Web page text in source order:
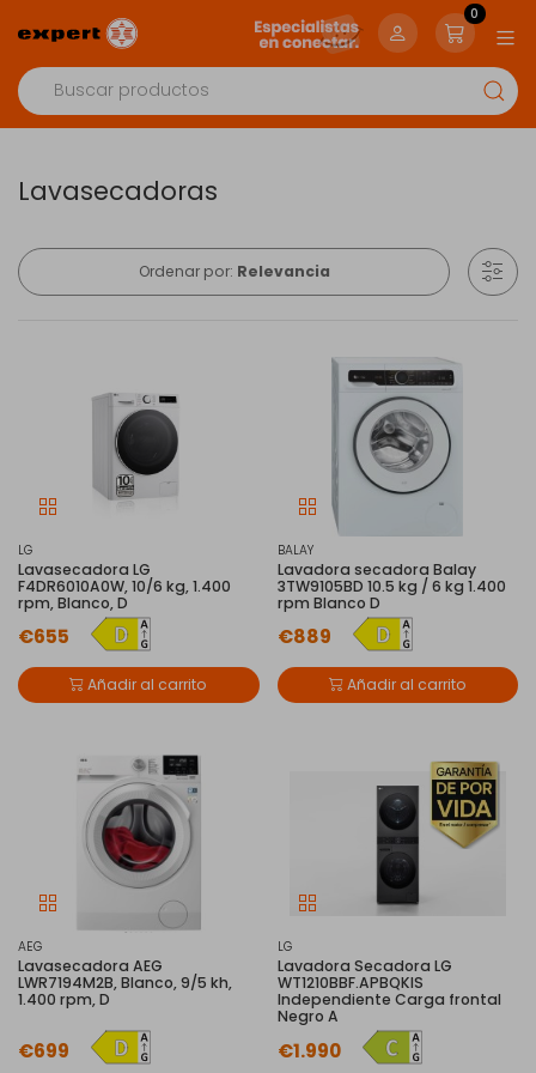
0
Lavasecadoras
Ordenar por: Relevancia
LG
Lavasecadora LG
F4DR6010A0W, 10/6 kg, 1.400
rpm, Blanco, D
€655
Añadir al carrito
BALAY
Lavadora secadora Balay
3TW9105BD 10.5 kg / 6 kg 1.400
rpm Blanco D
€889
Añadir al carrito
AEG
Lavasecadora AEG
LWR7194M2B, Blanco, 9/5 kh,
1.400 rpm, D
€699
LG
Lavadora Secadora LG
WT1210BBF.APBQKIS
Independiente Carga frontal
Negro A
€1.990